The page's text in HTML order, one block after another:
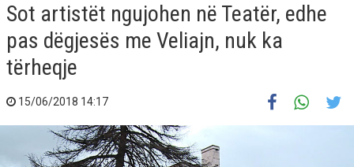
Sot artistët ngujohen në Teatër, edhe
pas dëgjesës me Veliajn, nuk ka
tërheqje
15/06/2018 14:17